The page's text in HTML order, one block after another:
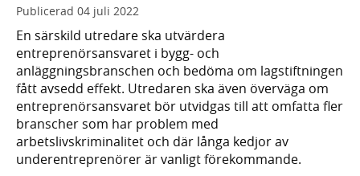
Publicerad 04 juli 2022
En särskild utredare ska utvärdera
entreprenörsansvaret i bygg- och
anläggningsbranschen och bedöma om lagstiftningen
fått avsedd effekt. Utredaren ska även överväga om
entreprenörsansvaret bör utvidgas till att omfatta fler
branscher som har problem med
arbetslivskriminalitet och där långa kedjor av
underentreprenörer är vanligt förekommande.